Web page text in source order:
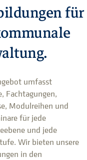
für
umfasst
Fachtagungen,
Modulreihen und
für jede
und jede
Wir bieten unsere
in den